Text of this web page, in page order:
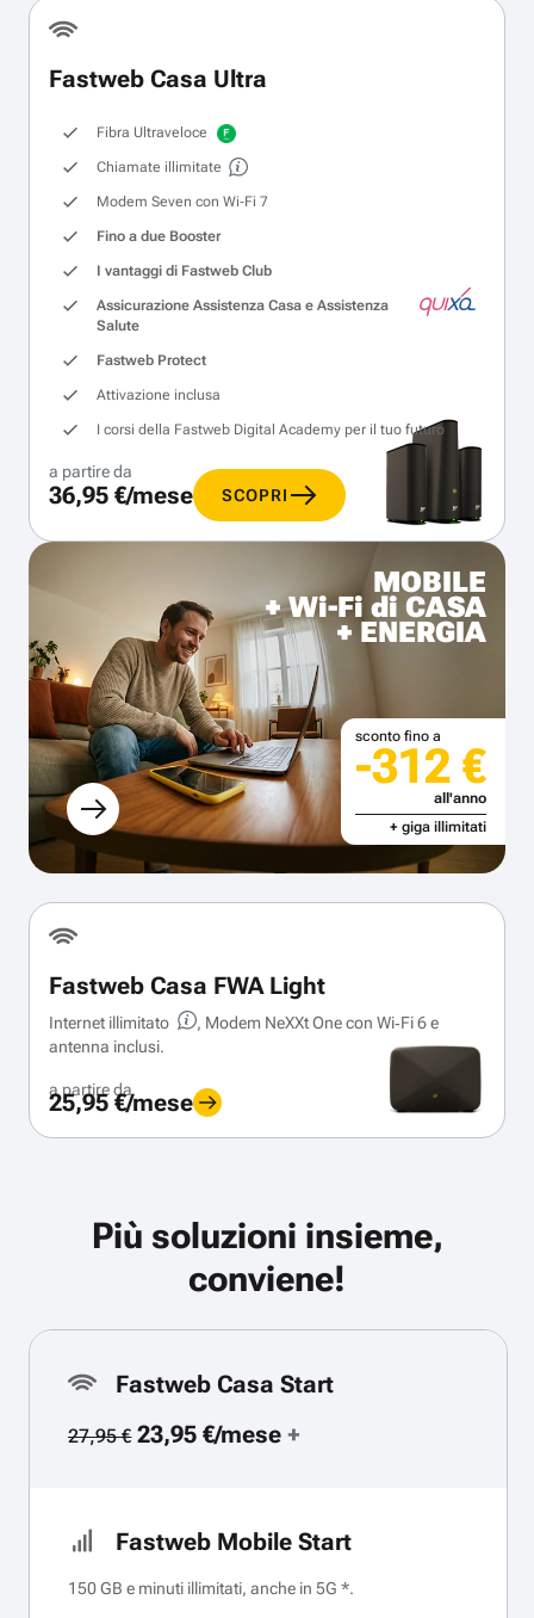
Fastweb Casa Ultra
Fibra Ultraveloce
Chiamate illimitate
Modem Seven con Wi‑Fi 7
Fino a due Booster
I vantaggi di Fastweb Club
Assicurazione Assistenza Casa e Assistenza
Salute
Fastweb Protect
Attivazione inclusa
I corsi della Fastweb Digital Academy per il tuo futuro
a partire da
36,95 €/mese SCOPRI
MOBILE
+ Wi-Fi di CASA
+ ENERGIA
sconto fino a
-312 €
all'anno
+ giga illimitati
Fastweb Casa FWA Light
Internet illimitato
, Modem NeXXt One con Wi‑Fi 6 e
antenna inclusi.
a partire da
25,95 €/mese
Più soluzioni insieme,
conviene!
Fastweb Casa Start
27,95 €23,95 €/mese+
Fastweb Mobile Start
150 GB e minuti illimitati, anche in 5G *.